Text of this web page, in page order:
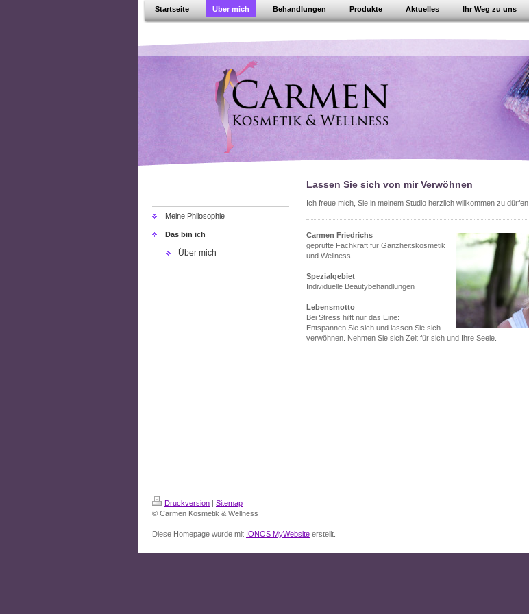
Startseite Über mich Behandlungen Produkte Aktuelles Ihr Weg zu uns
Meine Philosophie
Das bin ich
Über mich
Lassen Sie sich von mir Verwöhnen
Ich freue mich, Sie in meinem Studio herzlich willkommen zu dürfen.
Carmen Friedrichs
geprüfte Fachkraft für Ganzheitskosmetik
und Wellness
Spezialgebiet
Individuelle Beautybehandlungen
Lebensmotto
Bei Stress hilft nur das Eine:
Entspannen Sie sich und lassen Sie sich
verwöhnen. Nehmen Sie sich Zeit für sich und Ihre Seele.
Druckversion | Sitemap
© Carmen Kosmetik & Wellness
Diese Homepage wurde mit IONOS MyWebsite erstellt.